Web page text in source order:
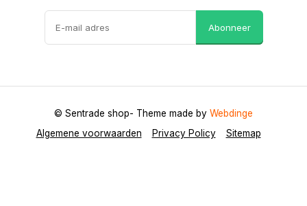
Abonneer
Algemene voorwaarden Privacy Policy Sitemap
© Sentrade shop- Theme made by Webdinge